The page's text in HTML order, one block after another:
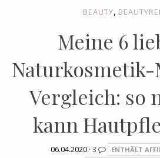
BEAUTY,
Meine 6
Vergleich: so
kann
06.04.2020 · 3
ENTHÄLT